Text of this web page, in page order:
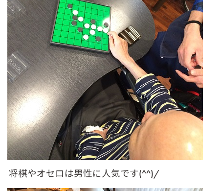
将棋やオセロは男性に人気です(^^)/